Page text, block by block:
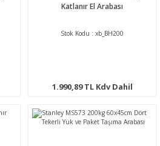
Katlanır El Arabası
Stok Kodu : xb_BH200
1.990,89 TL Kdv Dahil